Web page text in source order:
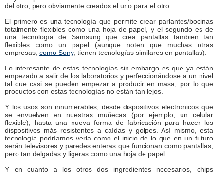
del otro, pero obviamente creados el uno para el otro.
El primero es una tecnología que permite crear parlantes/bocinas
totalmente flexibles como una hoja de papel, y el segundo es de
una tecnología de Samsung que crea pantallas también tan
flexibles como un papel (aunque noten que muchas otras
empresas, como Sony, tienen tecnologías similares en pantallas).
Lo interesante de estas tecnologías sin embargo es que ya están
empezado a salir de los laboratorios y perfeccionándose a un nivel
tal que casi se pueden empezar a producir en masa, por lo que
productos con estas tecnologías no están tan lejos.
Y los usos son innumerables, desde dispositivos electrónicos que
se envuelven en nuestras muñecas (por ejemplo, un celular
flexible), hasta una nueva forma de fabricación para hacer los
dispositivos más resistentes a caídas y golpes. Así mismo, esta
tecnología podríamos verla como el inicio de lo que en un futuro
serán televisores y paredes enteras que funcionan como pantallas,
pero tan delgadas y ligeras como una hoja de papel.
Y en cuanto a los otros dos ingredientes necesarios, chips